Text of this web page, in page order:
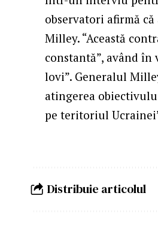
observatori afirmă
Milley. “Această
constantă”, având
lovi”. Generalul
atingerea
pe teritoriul
Distribuie articolul